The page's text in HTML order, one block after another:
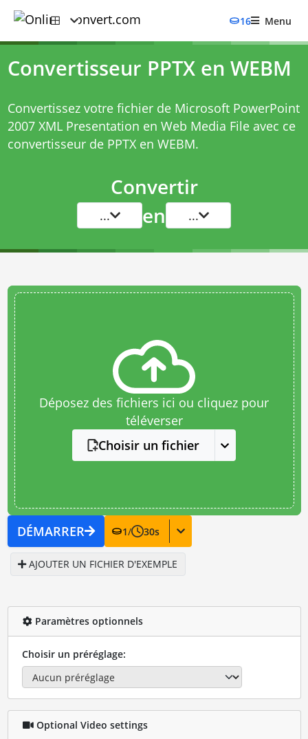
16 Menu
Convertisseur PPTX en WEBM
Convertissez votre fichier de Microsoft PowerPoint
2007 XML Presentation en Web Media File avec ce
convertisseur de PPTX en WEBM.
Convertir
... en ...
Déposez des fichiers ici ou cliquez pour
téléverser
Choisir un fichier
DÉMARRER 1/ 30s
AJOUTER UN FICHIER D'EXEMPLE
Paramètres optionnels
Choisir un préréglage:
Optional Video settings